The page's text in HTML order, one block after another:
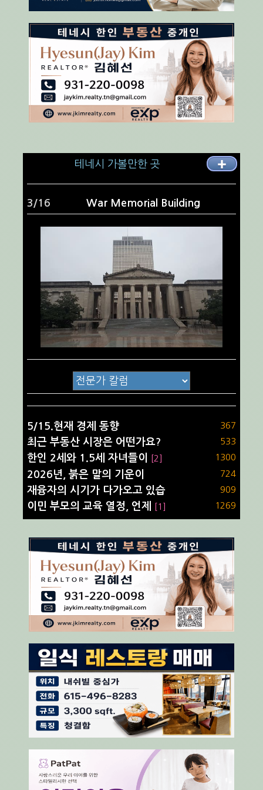
테네시 가볼만한 곳 ✚
4/16 Rock City
5/15.현재 경제 동향 367
최근 부동산 시장은 어떤가요? 533
한인 2세와 1.5세 자녀들이 [2] 1300
2026년, 붉은 말의 기운이 724
재융자의 시기가 다가오고 있습 909
이민 부모의 교육 열정, 언제 [1] 1269